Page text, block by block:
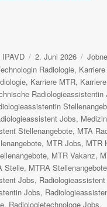
IPAVD
Veröffentlicht
am
2. Juni 2026
Radiologie,
, Karriere MTR,
Radiologieassistentin
Jobs,
Stellenangebote, MTA
, MTR Jobs, MTR
, MTR Vakanz,
Stelle, MTRA Stellenangebote
Jobs,
Jobs,
, Radiologietechnologe Jobs,